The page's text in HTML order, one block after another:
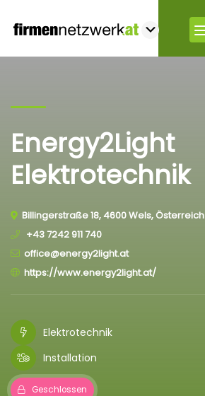
Energy2Light
Elektrotechnik
Billingerstraße 18, 4600 Wels, Österreich
+43 7242 911 740
office@energy2light.at
https://www.energy2light.at/
Elektrotechnik
Installation
Geschlossen